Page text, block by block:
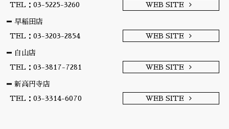
TEL：03-5225-3260
WEB SITE
早稲田店
TEL：03-3203-2854
WEB SITE
白山店
TEL：03-3817-7281
WEB SITE
新高円寺店
TEL：03-3314-6070
WEB SITE